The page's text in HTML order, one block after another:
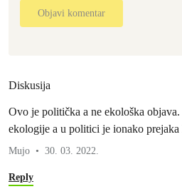
Objavi komentar
Diskusija
Ovo je politička a ne ekološka
ekologije a u politici je ionako
Mujo 30. 03. 2022.
Reply